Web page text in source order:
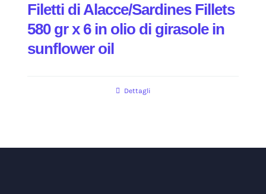
Filetti di Alacce/Sardines Fillets
580 gr x 6 in olio di girasole in
sunflower oil
Dettagli